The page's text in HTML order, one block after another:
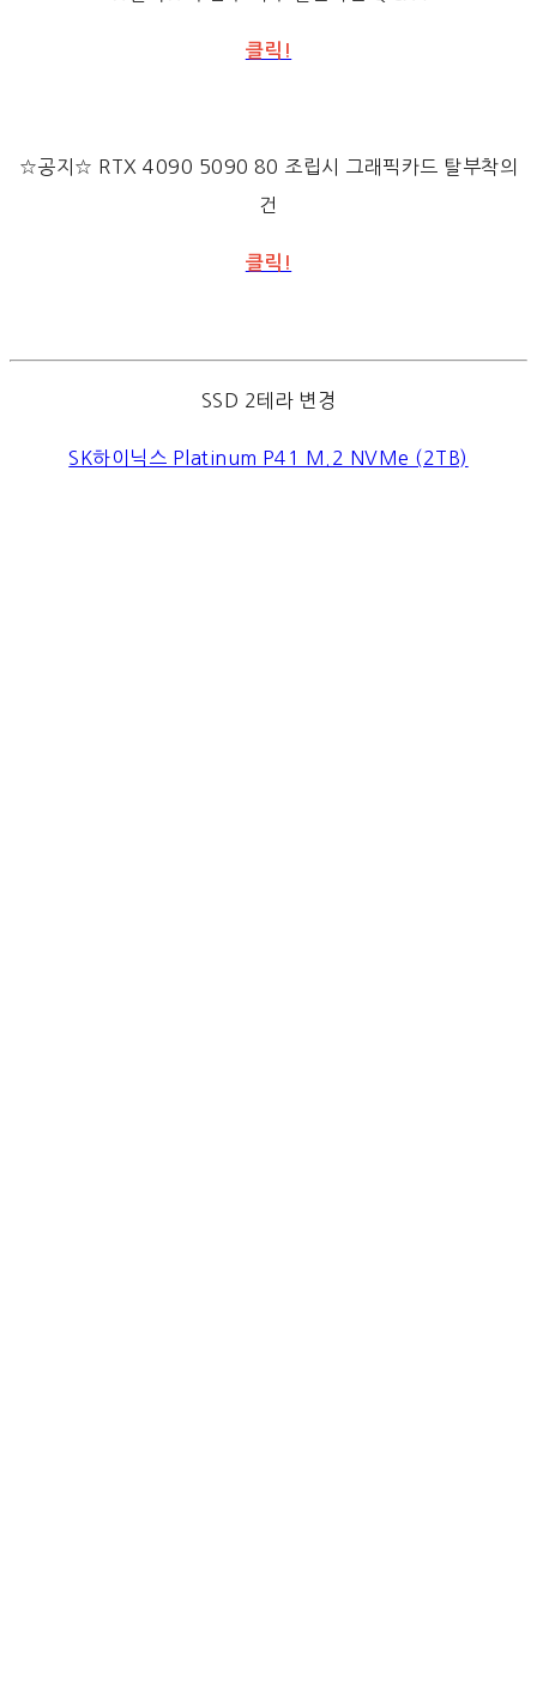
클릭!
☆공지☆ RTX 4090 5090 80 조립시 그래픽카드 탈부착의
건
클릭!
SSD 2테라 변경
SK하이닉스 Platinum P41 M.2 NVMe (2TB)